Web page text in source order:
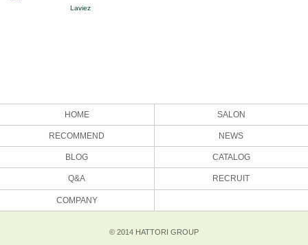
Laviez
HOME SALON
RECOMMEND NEWS
BLOG CATALOG
Q&A RECRUIT
COMPANY
© 2014 HATTORI GROUP